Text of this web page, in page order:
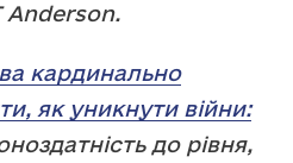
Anderson.
кардинально
як уникнути війни:
до рівня,